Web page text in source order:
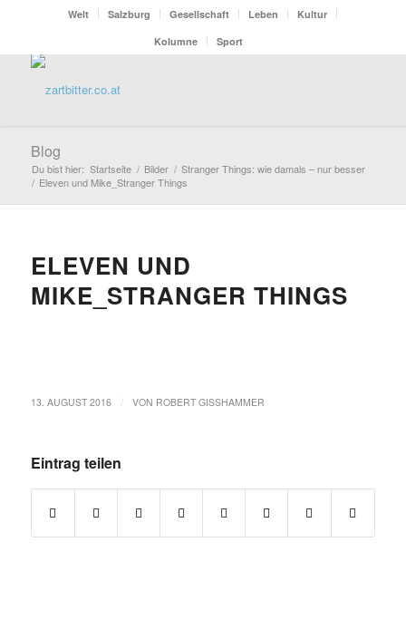
Welt Salzburg Gesellschaft Leben
Kultur
Kolumne
Sport
Blog
Du bist hier: Startseite / Bilder / Stranger Things: wie damals – nur besser
/ Eleven und Mike_Stranger Things
ELEVEN UND
MIKE_STRANGER THINGS
13. AUGUST 2016 VON ROBERT GISSHAMMER
Eintrag teilen